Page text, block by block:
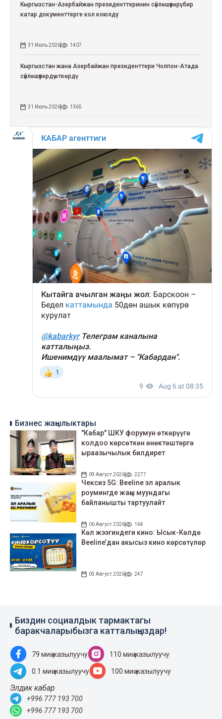
Кыргызстан-Азербайжан президенттеринин сүйлөшүүлөрү: бир
катар документтерге кол коюлду
31 Июль 2026 1407
Кыргызстан жана Азербайжан президенттери Чолпон-Атада
сүйлөшүүлөрдү өткөрдү
31 Июль 2026 1365
Бизнес жаңылыктары
"Кабар" ШКУ форумун өткөрүүгө
колдоо көрсөткөн өнөктөштөргө
ыраазычылык билдирет
09 Август 2026 2277
Чексиз 5G: Beeline эл аралык
роумингде жаңы муундагы
байланышты тартуулайт
06 Август 2026 164
Көл жээгиндеги кино: Ысык-Көлдө
Beeline’дан акысыз кино көрсөтүлөр
05 Август 2026 247
Биздин социалдык тармактагы
баракчаларыбызга катталыңыздар!
79 миң жазылуучу 110 миң жазылуучу
0.1 миң жазылуучу 100 миң жазылуучу
Элдик кабар
+996 777 193 700
+996 777 193 700